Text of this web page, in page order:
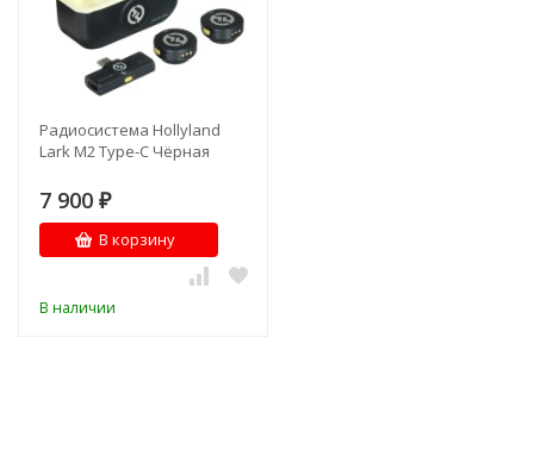
Радиосистема Hollyland
Lark M2 Type-C Чёрная
7 900 ₽
В корзину
В наличии